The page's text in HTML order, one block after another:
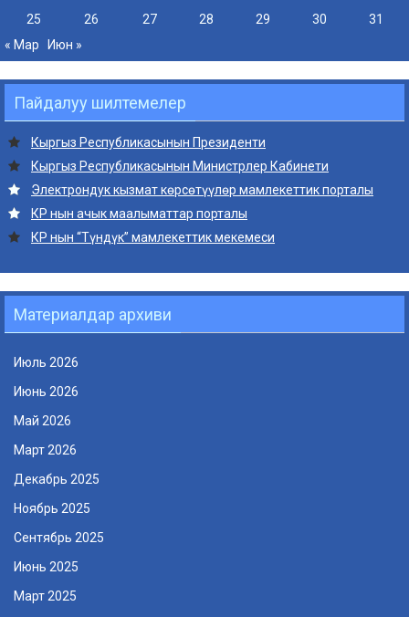
25
26 27 28 29 30
31
« Мар
Июн »
Пайдалуу шилтемелер
Кыргыз Республикасынын Президенти
Кыргыз Республикасынын Министрлер Кабинети
Электрондук кызмат көрсөтүүлөр мамлекеттик порталы
КР нын ачык маалыматтар порталы
КР нын “Түндүк” мамлекеттик мекемеси
Материалдар архиви
Июль 2026
Июнь 2026
Май 2026
Март 2026
Декабрь 2025
Ноябрь 2025
Сентябрь 2025
Июнь 2025
Март 2025